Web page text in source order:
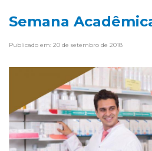
Semana
Publicado em: 20 de setembro de 2018